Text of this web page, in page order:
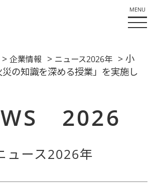
>企業情報 > ニュース2026年 > 小
の知識を深める授業」を実施し
2026
ュース2026年